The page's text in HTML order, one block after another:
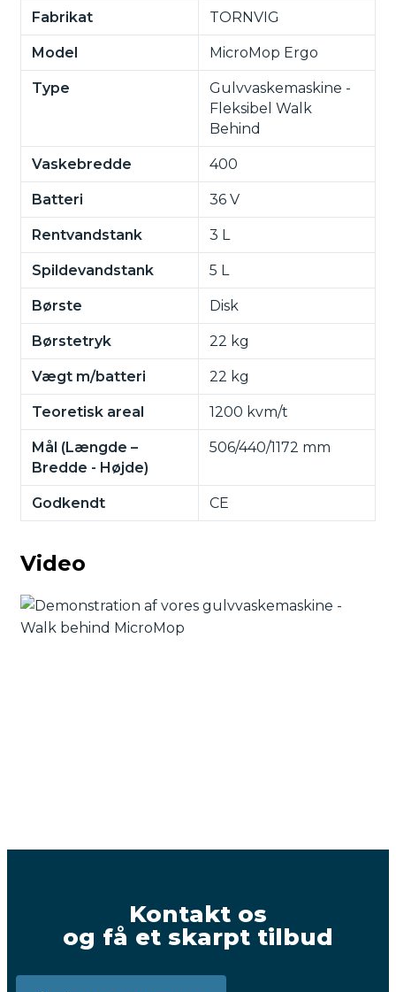
Fabrikat TORNVIG
Model MicroMop Ergo
Type
Gulvvaskemaskine -
Fleksibel Walk
Behind
Vaskebredde 400
Batteri 36 V
Rentvandstank 3 L
Spildevandstank 5 L
Børste Disk
Børstetryk 22 kg
Vægt m/batteri 22 kg
Teoretisk areal 1200 kvm/t
Mål (Længde –
Bredde - Højde)
506/440/1172 mm
Godkendt CE
Video
Kontakt os
og få et skarpt tilbud